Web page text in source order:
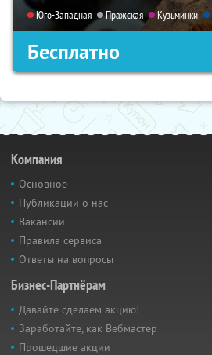
Юго-Западная Пражская Кузьминки
Бесплатно
Компания
Основное
Публикации о нас
Вакансии
Правила сервиса
Ответы на вопросы
Бизнес-Партнёрам
Давайте сделаем акцию!
Заработайте, как Вебмастер
Прошедшие акции